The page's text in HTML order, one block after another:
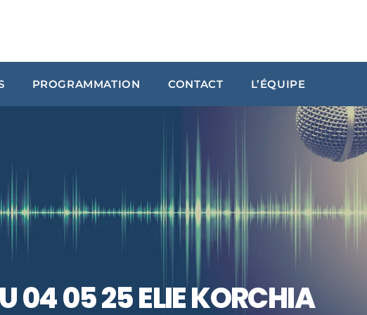
PROGRAMMATION CONTACT L’ÉQUIPE
ARCHIVES
octobre 2023
septembre 2023
UPCOMING SHOWS
04 05 25 ELIE KORCHIA